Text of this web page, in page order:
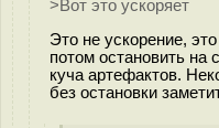
>Вот это ускоряет
Это не ускорение,
потом остановить на
куча артефактов.
без остановки